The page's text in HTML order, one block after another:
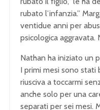
rubato l’infanzia.”
ventidue anni per
psicologica aggravata.
Nathan ha iniziato un
I primi mesi sono stati
riusciva a toccarmi
anche solo per una
separati per sei mesi.